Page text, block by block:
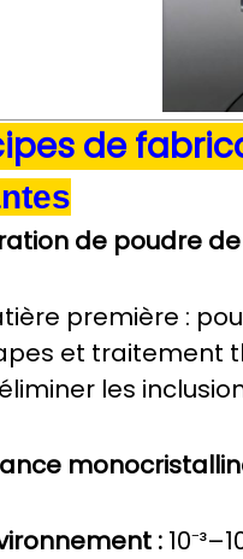
de
de poudre
première :
et traitement
les
: